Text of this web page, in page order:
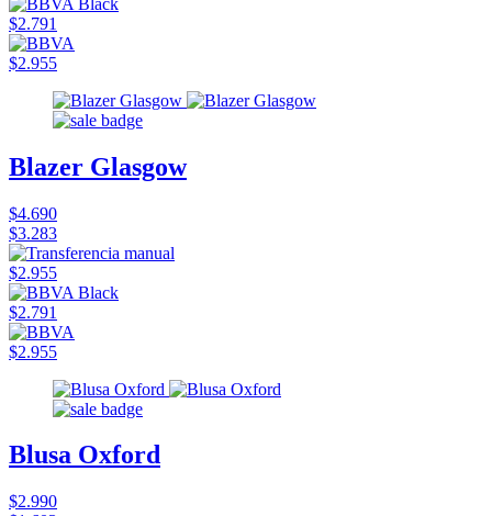
$2.791
$2.955
Blazer Glasgow
$4.690
$3.283
$2.955
$2.791
$2.955
Blusa Oxford
$2.990